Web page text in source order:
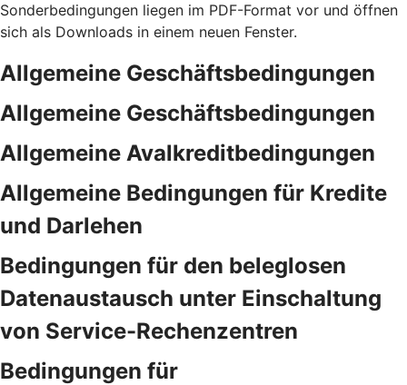
Sonderbedingungen liegen im PDF-Format vor und öffnen
sich als Downloads in einem neuen Fenster.
Allgemeine Geschäftsbedingungen
Allgemeine Geschäftsbedingungen
Allgemeine Avalkreditbedingungen
Allgemeine Bedingungen für Kredite
und Darlehen
Bedingungen für den beleglosen
Datenaustausch unter Einschaltung
von Service-Rechenzentren
Bedingungen für